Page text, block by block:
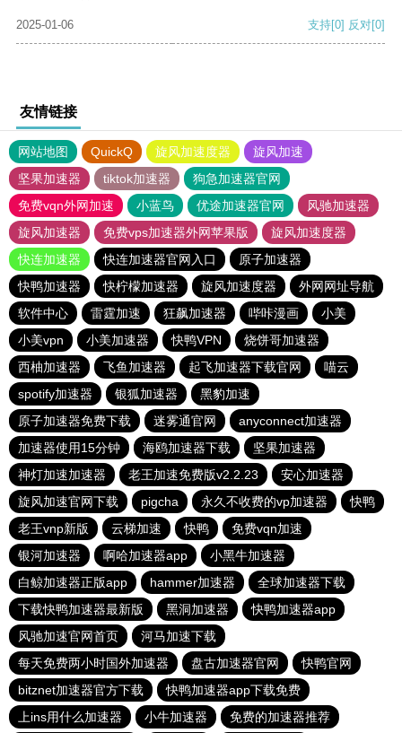
2025-01-06 支持[0] 反对[0]
友情链接
网站地图 QuickQ 旋风加速度器
旋风加速
坚果加速器
tiktok加速器
狗急加速器官网
免费vqn外网加速
小蓝鸟 优途加速器官网
风驰加速器
旋风加速器
免费vps加速器外网苹果版
旋风加速度器
快连加速器
快连加速器官网入口
原子加速器
快鸭加速器
快柠檬加速器 旋风加速度器
外网网址导航
软件中心
雷霆加速 狂飙加速器 哔咔漫画
小美
小美vpn
小美加速器 快鸭VPN
烧饼哥加速器
西柚加速器
飞鱼加速器 起飞加速器下载官网
喵云
spotify加速器
银狐加速器
黑豹加速
原子加速器免费下载
迷雾通官网
anyconnect加速器
加速器使用15分钟
海鸥加速器下载
坚果加速器
神灯加速加速器
老王加速免费版v2.2.23
安心加速器
旋风加速官网下载
pigcha 永久不收费的vp加速器
快鸭
老王vnp新版
云梯加速 快鸭
免费vqn加速
银河加速器
啊哈加速器app
小黑牛加速器
白鲸加速器正版app
hammer加速器
全球加速器下载
下载快鸭加速器最新版
黑洞加速器
快鸭加速器app
风驰加速官网首页
河马加速下载
每天免费两小时国外加速器
盘古加速器官网
快鸭官网
bitznet加速器官方下载
快鸭加速器app下载免费
上ins用什么加速器
小牛加速器 免费的加速器推荐